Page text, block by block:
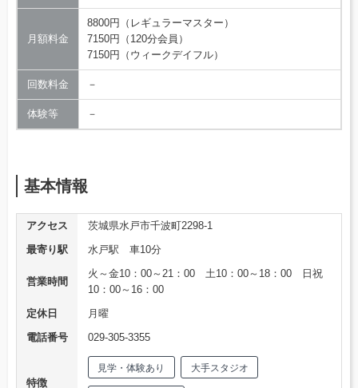
月額料金
8800円（レギュラーマスター）
7150円（120分会員）
7150円（ウィークデイフル）
回数料金 －
体験等 －
基本情報
アクセス
茨城県水戸市千波町2298-1
最寄り駅
水戸駅 車10分
営業時間
火～金10：00～21：00 土10：00～18：00 日祝
10：00～16：00
定休日
月曜
電話番号
029-305-3355
特徴
見学・体験あり 大手スタジオ